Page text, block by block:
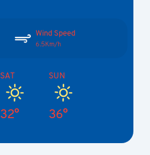
Wind Speed
6.5Km/h
SAT
32°
SUN
36°